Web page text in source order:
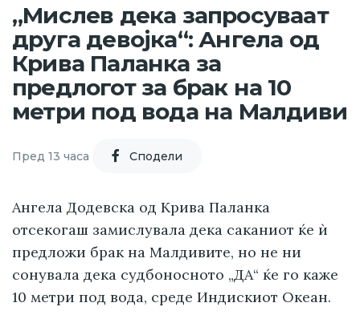
„Мислев дека запросуваат
друга девојка“: Ангела од
Крива Паланка за
предлогот за брак на 10
метри под вода на Малдиви
Пред 13 часа Cподели
Ангела Додевска од Крива Паланка
отсекогаш замислувала дека саканиот ќе ѝ
предложи брак на Малдивите, но не ни
сонувала дека судбоносното „ДА“ ќе го каже
10 метри под вода, среде Индискиот Океан.